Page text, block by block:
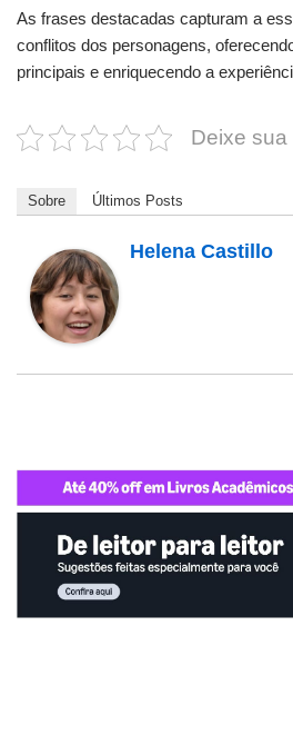
As frases destacadas capturam a
conflitos dos personagens,
principais e enriquecendo a
Deixe sua
Sobre Últimos Posts
Helena Castillo